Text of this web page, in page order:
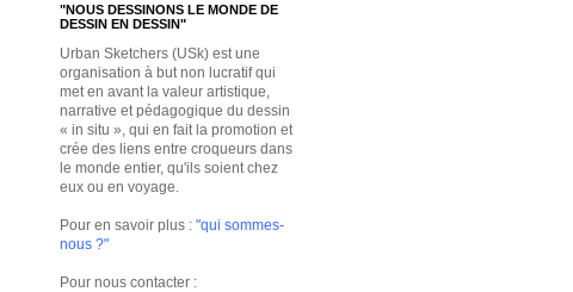
"NOUS DESSINONS LE MONDE DE
DESSIN EN DESSIN"
Urban Sketchers (USk) est une
organisation à but non lucratif qui
met en avant la valeur artistique,
narrative et pédagogique du dessin
« in situ », qui en fait la promotion et
crée des liens entre croqueurs dans
le monde entier, qu'ils soient chez
eux ou en voyage.
Pour en savoir plus : "qui sommes-
nous ?"
Pour nous contacter :